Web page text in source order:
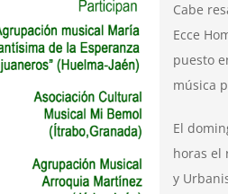
Cabe
Ecce
puesto
música
El
horas el
y